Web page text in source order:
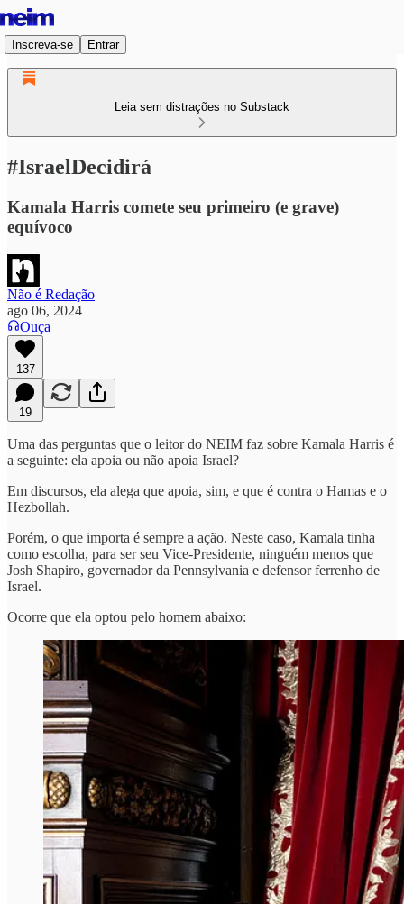
Inscreva-se Entrar
Leia sem distrações no Substack
#IsraelDecidirá
Kamala Harris comete seu primeiro (e grave)
equívoco
Não é Redação
ago 06, 2024
Ouça
137
19
Uma das perguntas que o leitor do NEIM faz sobre Kamala Harris é
a seguinte: ela apoia ou não apoia Israel?
Em discursos, ela alega que apoia, sim, e que é contra o Hamas e o
Hezbollah.
Porém, o que importa é sempre a ação. Neste caso, Kamala tinha
como escolha, para ser seu Vice-Presidente, ninguém menos que
Josh Shapiro, governador da Pennsylvania e defensor ferrenho de
Israel.
Ocorre que ela optou pelo homem abaixo: